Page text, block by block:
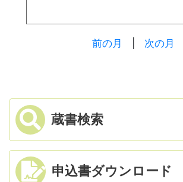
蔵書検索
申込書ダウンロード
前の月 次の月